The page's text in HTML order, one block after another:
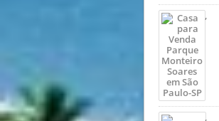
,
,